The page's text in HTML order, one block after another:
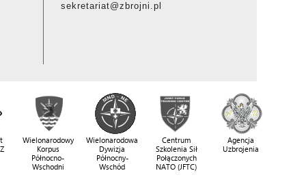
sekretariat@zbrojni.pl
Wielonarodowy
Korpus
Północno-
Wschodni
Wielonarodowa
Dywizja
Północny-
Wschód
Centrum
Szkolenia Sił
Połączonych
NATO (JFTC)
Agencja
Uzbrojenia